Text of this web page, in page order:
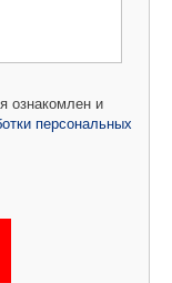
ознакомлен и
персональных